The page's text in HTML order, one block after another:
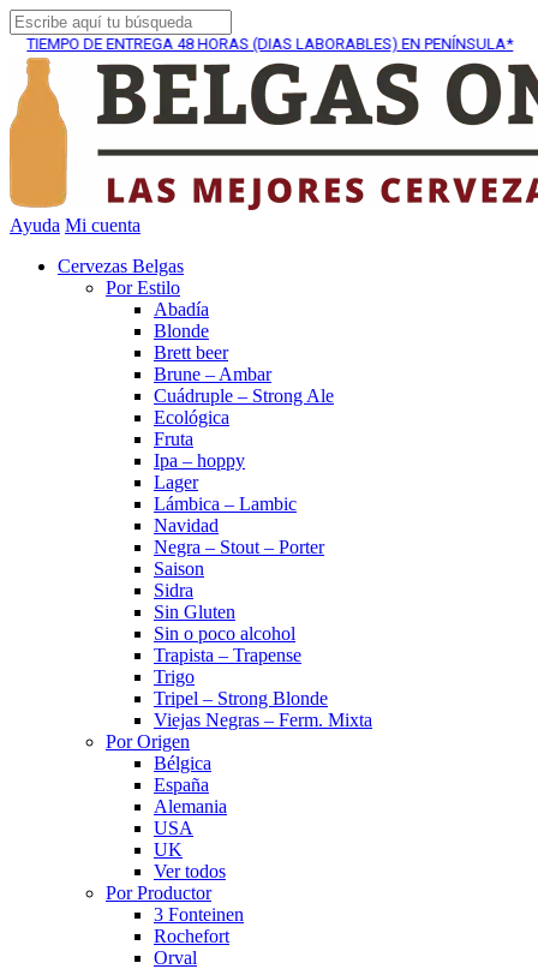
DE ENTREGA48 HORAS (DIAS LABORABLES) EN PENÍNSULA*
Ayuda Mi cuenta
Cervezas Belgas
Por Estilo
Abadía
Blonde
Brett beer
Brune – Ambar
Cuádruple – Strong Ale
Ecológica
Fruta
Ipa – hoppy
Lager
Lámbica – Lambic
Navidad
Negra – Stout – Porter
Saison
Sidra
Sin Gluten
Sin o poco alcohol
Trapista – Trapense
Trigo
Tripel – Strong Blonde
Viejas Negras – Ferm. Mixta
Por Origen
Bélgica
España
Alemania
USA
UK
Ver todos
Por Productor
3 Fonteinen
Rochefort
Orval